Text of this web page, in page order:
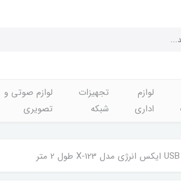
لوازم
اداری
تجهیزات
شبکه
لوازم صوتی و
تصویری